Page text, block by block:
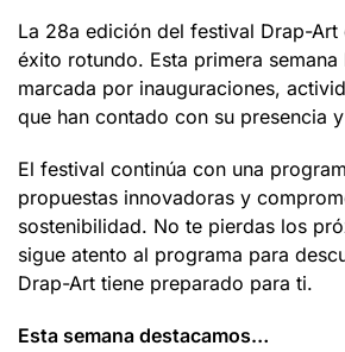
La 28a edición del festival Drap-Art
éxito rotundo. Esta primera semana
marcada por inauguraciones,
que han contado con su presencia
El festival continúa con una
propuestas innovadoras y
sostenibilidad. No te pierdas los
sigue atento al programa para
Drap-Art tiene preparado para ti.
Esta semana destacamos…